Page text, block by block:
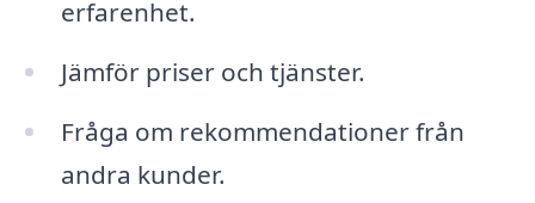
erfarenhet.
Jämför priser och tjänster.
Fråga om rekommendationer från
andra kunder.